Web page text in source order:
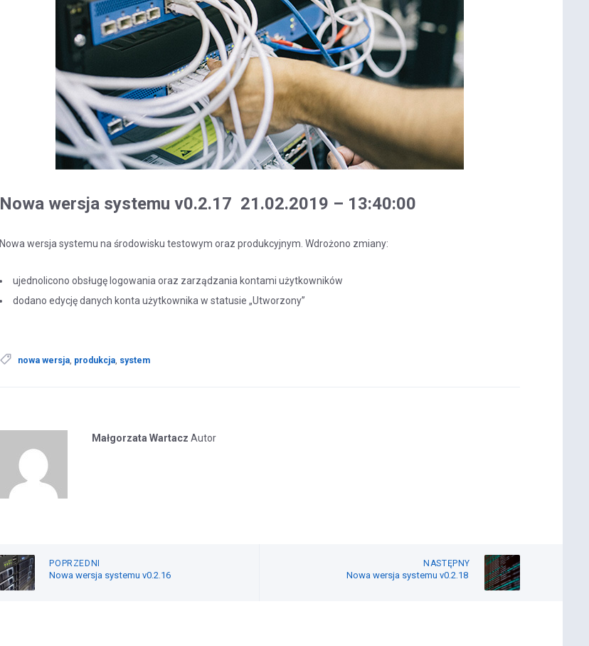
Nowa wersja systemu v0.2.17 21.02.2019 – 13:40:00
Nowa wersja systemu na środowisku testowym oraz produkcyjnym. Wdrożono zmiany:
ujednolicono obsługę logowania oraz zarządzania kontami użytkowników
dodano edycję danych konta użytkownika w statusie „Utworzony”
nowa wersja, produkcja, system
Małgorzata Wartacz Autor
POPRZEDNI
Nowa wersja systemu v0.2.16
NASTĘPNY
Nowa wersja systemu v0.2.18